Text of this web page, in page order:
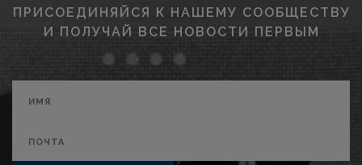
ПРИСОЕДИНЯЙСЯ К НАШЕМУ СООБЩЕСТВУ
И ПОЛУЧАЙ ВСЕ НОВОСТИ ПЕРВЫМ